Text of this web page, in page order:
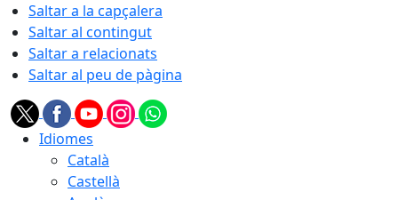
Saltar a la capçalera
Saltar al contingut
Saltar a relacionats
Saltar al peu de pàgina
Idiomes
Català
Castellà